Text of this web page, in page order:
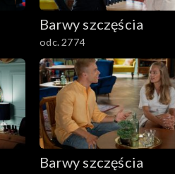
1101–1200
1001–1100
901–1000
801–900
782–800
Barwy szczęścia
odc. 2774
Barwy szczęścia